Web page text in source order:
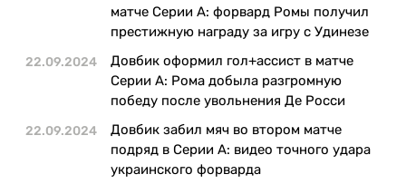
матче Серии А: форвард Ромы получил
престижную награду за игру с Удинезе
22.09.2024
Довбик оформил гол+ассист в матче
Серии А: Рома добыла разгромную
победу после увольнения Де Росси
22.09.2024
Довбик забил мяч во втором матче
подряд в Серии А: видео точного удара
украинского форварда